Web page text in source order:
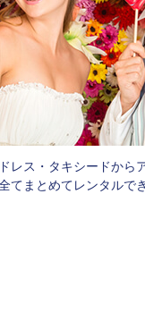
ドレス・タキシードから
てまとめてレンタルで